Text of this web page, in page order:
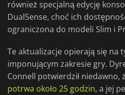
również specjalną edycję
DualSense, choć ich
ograniczona do modeli Slim i
Te aktualizacje opierają się na
imponującym zakresie gry.
Connell potwierdził niedawno,
potrwa około 25 godzin, a jej